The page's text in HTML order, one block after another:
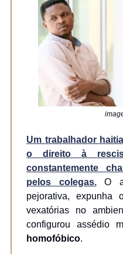
Um trabalhador
o direito à
constantemente
pelos colegas.O
pejorativa, expunha
vexatórias no
configurou assédio
homofóbico.